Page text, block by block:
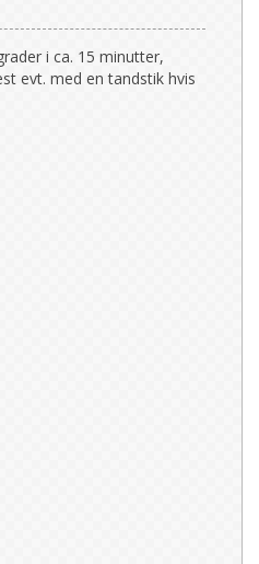
i ca. 15 minutter,
evt. med en tandstik hvis